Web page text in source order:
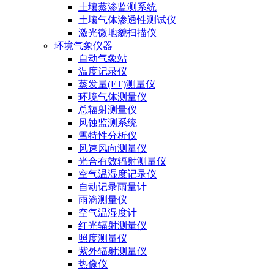
土壤蒸渗监测系统
土壤气体渗透性测试仪
激光微地貌扫描仪
环境气象仪器
自动气象站
温度记录仪
蒸发量(ET)测量仪
环境气体测量仪
总辐射测量仪
风蚀监测系统
雪特性分析仪
风速风向测量仪
光合有效辐射测量仪
空气温湿度记录仪
自动记录雨量计
雨滴测量仪
空气温湿度计
红光辐射测量仪
照度测量仪
紫外辐射测量仪
热像仪